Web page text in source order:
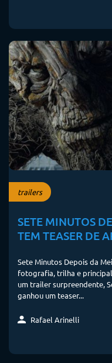
trailers
SETE MINUTOS
TEM TEASER DE
Sete Minutos Depois da
fotografia, trilha e
um trailer surpreendente,
ganhou um teaser...
Rafael Arinelli